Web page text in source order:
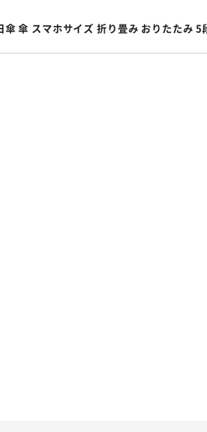
傘 スマホサイズ 折り畳み おりたたみ 5